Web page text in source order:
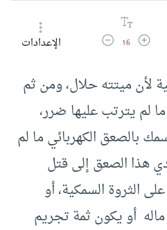
زيادة حجم الخط
16 تقليل حجم الخطالإعدادات
لأن ميتته حلال، ومن ثم
لم يترتب عليها ضرر،
بالصعق الكهربائي ما لم
هذا الصعق إلى قتل
الثروة السمكية، أو
أو يكون ثمة تجريم